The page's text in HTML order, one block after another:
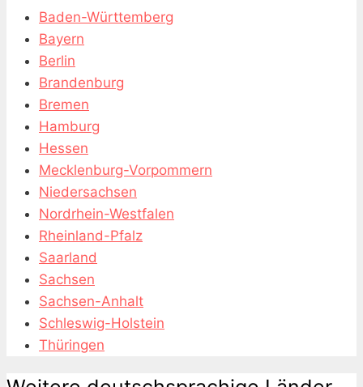
Baden-Württemberg
Bayern
Berlin
Brandenburg
Bremen
Hamburg
Hessen
Mecklenburg-Vorpommern
Niedersachsen
Nordrhein-Westfalen
Rheinland-Pfalz
Saarland
Sachsen
Sachsen-Anhalt
Schleswig-Holstein
Thüringen